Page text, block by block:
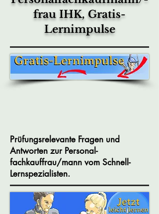
frau IHK, Gratis-
Lernimpulse
Prüfungsrelevante Fragen und
Antworten zur Personal-
fachkauffrau/mann vom Schnell-
Lernspezialisten.